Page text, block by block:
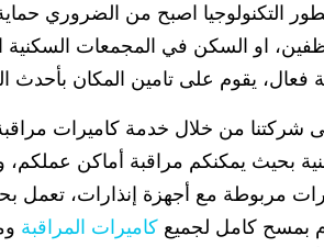
التكنولوجيا اصبح من الضروري
او السكن في المجمعات السكنية
فعال، يقوم على تامين المكان بأحدث
شركتنا من خلال خدمة كاميرات مراقبة
بحيث يمكنكم مراقبة أماكن
مربوطة مع أجهزة إنذارات، تعمل
بمسح كامل لجميع كاميرات المراقبة